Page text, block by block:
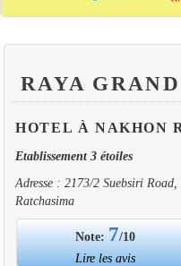
RAYA
HOTEL À NAKHON
Etablissement 3 étoiles
Adresse : 2173/2 Suebsiri
Ratchasima
Note: 7/10
Lire les avis